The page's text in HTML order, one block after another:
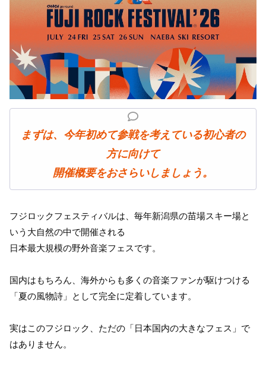
まずは、今年初めて参戦を考えている初心者の
方に向けて
開催概要をおさらいしましょう。
フジロックフェスティバルは、毎年新潟県の苗場スキー場と
いう大自然の中で開催される
日本最大規模の野外音楽フェスです。
国内はもちろん、海外からも多くの音楽ファンが駆けつける
「夏の風物詩」として完全に定着しています。
実はこのフジロック、ただの「日本国内の大きなフェス」で
はありません。